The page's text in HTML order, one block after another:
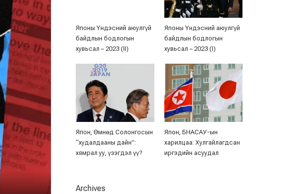
Японы Үндэсний аюулгүй
байдлын бодлогын
хувьсал – 2023 (II)
Японы Үндэсний аюулгүй
байдлын бодлогын
хувьсал – 2023 (I)
Япон, Өмнөд Солонгосын
“худалдааны дайн”:
хямрал уу, үзэгдэл үү?
Япон, БНАСАУ-ын
харилцаа: Хулгайлагдсан
иргэдийн асуудал
Archives